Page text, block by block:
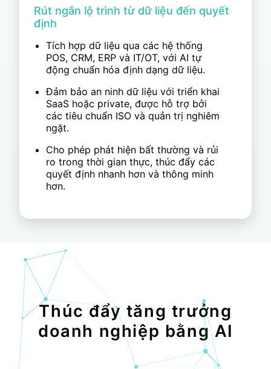
Rút ngắn lộ trình từ dữ liệu đến quyết
định
Tích hợp dữ liệu qua các hệ thống
POS, CRM, ERP và IT/OT, với AI tự
động chuẩn hóa định dạng dữ liệu.
Đảm bảo an ninh dữ liệu với triển khai
SaaS hoặc private, được hỗ trợ bởi
các tiêu chuẩn ISO và quản trị nghiêm
ngặt.
Cho phép phát hiện bất thường và rủi
ro trong thời gian thực, thúc đẩy các
quyết định nhanh hơn và thông minh
hơn.
Thúc đẩy tăng trưởng
doanh nghiệp bằng AI